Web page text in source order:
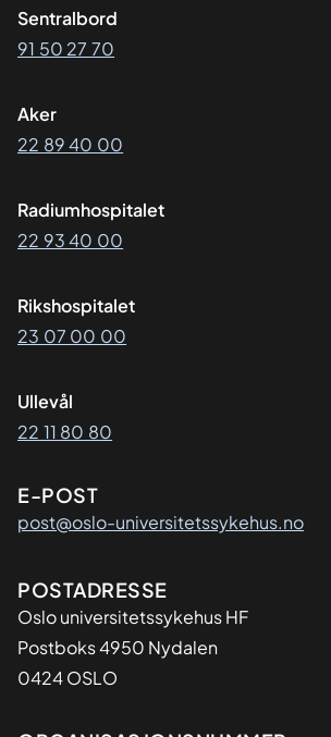
Sentralbord
91 50 27 70
Aker
22 89 40 00
Radiumhospitalet
22 93 40 00
Rikshospitalet
23 07 00 00
Ullevål
22 11 80 80
E-POST
post@oslo-universitetssykehus.no
Adresse
POSTADRESSE
Oslo universitetssykehus HF
Postboks 4950 Nydalen
0424 OSLO